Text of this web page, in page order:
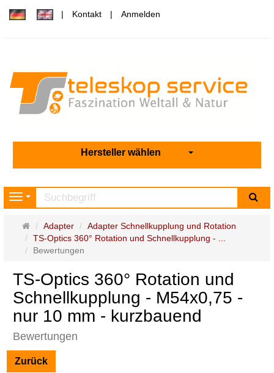
Kontakt Anmelden
Hersteller wählen
Navigation
Startseite
Adapter
Adapter Schnellkupplung und Rotation
TS-Optics 360° Rotation und Schnellkupplung - ...
Bewertungen
TS-Optics 360° Rotation und
Schnellkupplung - M54x0,75 -
nur 10 mm - kurzbauend
Bewertungen
Zurück